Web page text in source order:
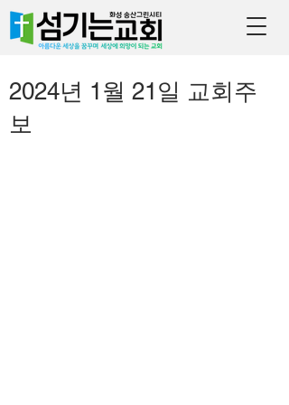
2024년 1월 21일 교회주
보